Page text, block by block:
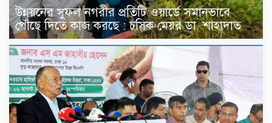
উন্নয়নের সুফল নগরীর প্রতিটি ওয়ার্ডে সমানভাবে
পৌঁছে দিতে কাজ করছে : চসিক মেয়র ডা. শাহাদাত